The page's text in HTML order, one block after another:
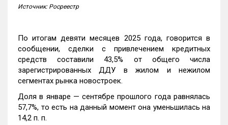
Источник: Росреестр
По итогам девяти месяцев 2025 года, говорится в
сообщении, сделки с привлечением кредитных
средств составили 43,5% от общего числа
зарегистрированных ДДУ в жилом и нежилом
сегментах рынка новостроек.
Доля в январе — сентябре прошлого года равнялась
57,7%, то есть на данный момент она уменьшилась на
14,2 п. п.